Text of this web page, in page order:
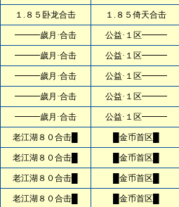
１.８５卧龙合击 １.８５倚天合击
━━━歲月·合击 公益·１区━━━
━━━歲月·合击 公益·１区━━━
━━━歲月·合击 公益·１区━━━
━━━歲月·合击 公益·１区━━━
━━━歲月·合击 公益·１区━━━
老江湖８０合击█ █金币首区█
老江湖８０合击█ █金币首区█
老江湖８０合击█ █金币首区█
老江湖８０合击█ █金币首区█